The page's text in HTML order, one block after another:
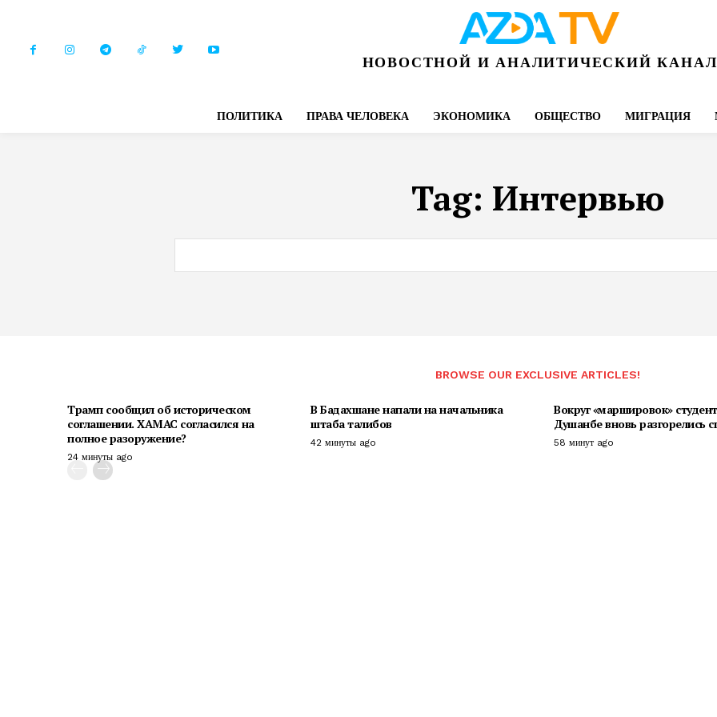
НОВОСТНОЙ И АНАЛИТИЧЕСКИЙ КАНАЛ
ПОЛИТИКА ПРАВА ЧЕЛОВЕКА ЭКОНОМИКА ОБЩЕСТВО МИГРАЦИЯ
Tag: Интервью
BROWSE OUR EXCLUSIVE ARTICLES!
Трамп сообщил об историческом
соглашении. ХАМАС согласился на
полное разоружение?
24 минуты ago
В Бадахшане напали на начальника
штаба талибов
42 минуты ago
Вокруг «маршировок»
Душанбе вновь разгорелись
58 минут ago